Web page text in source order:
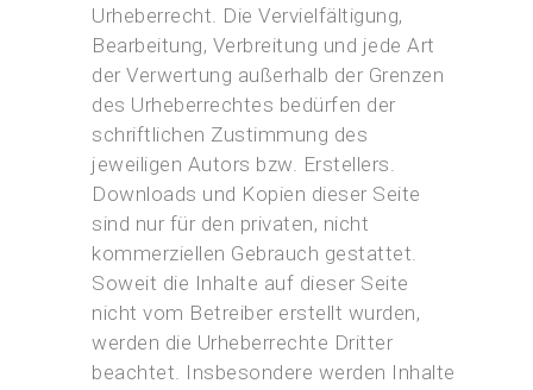
Urheberrecht. Die Vervielfältigung,
Bearbeitung, Verbreitung und jede Art
der Verwertung außerhalb der Grenzen
des Urheberrechtes bedürfen der
schriftlichen Zustimmung des
jeweiligen Autors bzw. Erstellers.
Downloads und Kopien dieser Seite
sind nur für den privaten, nicht
kommerziellen Gebrauch gestattet.
Soweit die Inhalte auf dieser Seite
nicht vom Betreiber erstellt wurden,
werden die Urheberrechte Dritter
beachtet. Insbesondere werden Inhalte